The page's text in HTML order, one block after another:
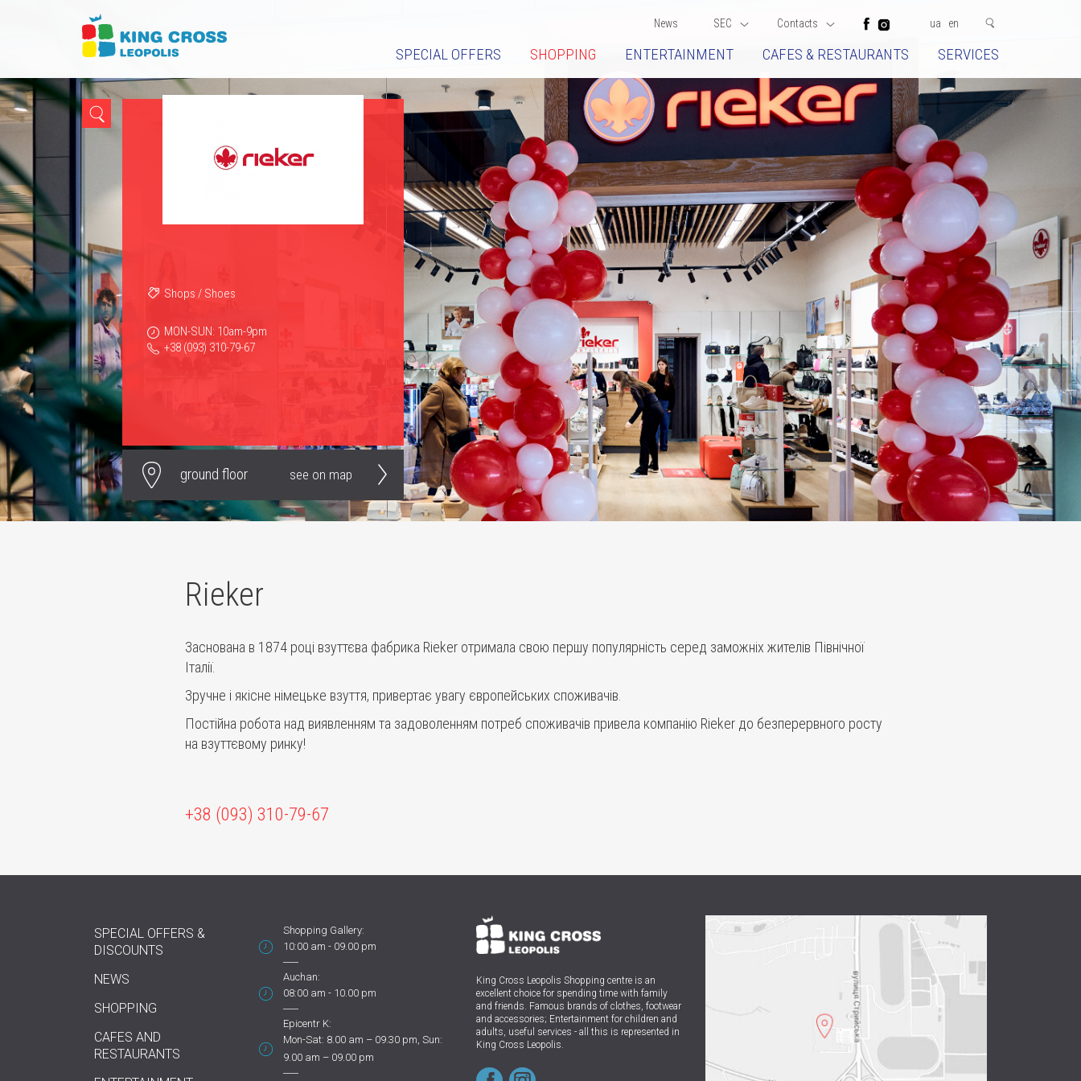
News SEC Contacts ua en
SPECIAL OFFERS SHOPPING ENTERTAINMENT CAFES & RESTAURANTS SERVICES
Shops / Shoes
MON-SUN: 10am-9pm
+38 (093) 310-79-67
ground floor see on map
Rieker
Заснована в 1874 році взуттєва фабрика Rieker отримала свою першу популярність серед заможніх жителів Північної
Італії.
Зручне і якісне німецьке взуття, привертає увагу європейських споживачів.
Постійна робота над виявленням та задоволенням потреб споживачів привела компанію Rieker до безперервного росту
на взуттєвому ринку!
+38 (093) 310-79-67
SPECIAL OFFERS &
DISCOUNTS
NEWS
SHOPPING
CAFES AND
RESTAURANTS
Shopping Gallery:
10:00 am - 09.00 pm
Auchan:
08:00 am - 10.00 pm
Epicentr K:
Mon-Sat: 8.00 am – 09.30 pm, Sun:
9.00 am – 09.00 pm
King Cross Leopolis Shopping centre is an
excellent choice for spending time with family
and friends. Famous brands of clothes, footwear
and accessories; Entertainment for children and
adults, useful services - all this is represented in
King Cross Leopolis.